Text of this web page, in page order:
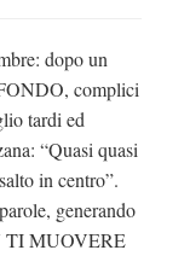
dopo un
complici
tardi ed
“Quasi quasi
in centro”.
generando
TI MUOVERE